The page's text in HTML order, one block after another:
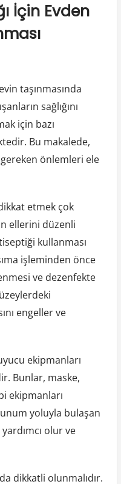
İçin Evden
taşınmasında
sağlığını
için bazı
Bu makalede,
önlemleri ele
etmek çok
ellerini düzenli
kullanması
işleminden önce
ve dezenfekte
engeller ve
ekipmanları
Bunlar, maske,
ekipmanları
yoluyla bulaşan
olur ve
dikkatli olunmalıdır.